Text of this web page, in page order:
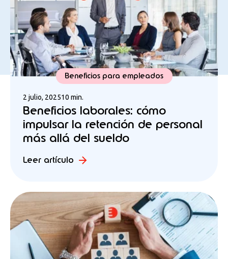
Beneficios para empleados
2 julio, 202510 min.
Beneficios laborales: cómo
impulsar la retención de personal
más allá del sueldo
Leer artículo